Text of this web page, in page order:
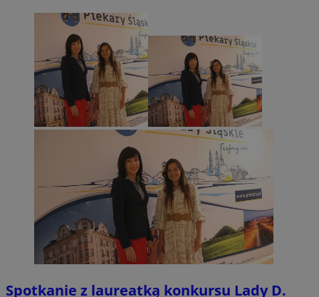
Spotkanie z laureatką konkursu Lady D.